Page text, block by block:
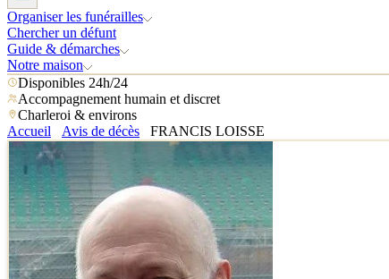
Organiser les funérailles
Chercher un défunt
Guide & démarches
Notre maison
Disponibles 24h/24
Accompagnement humain et discret
Charleroi & environs
Accueil
Avis de décès FRANCIS LOISSE